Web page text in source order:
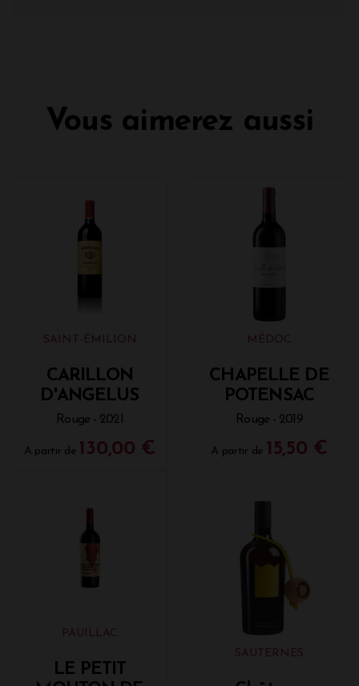
Vous aimerez aussi
SAINT-ÉMILION
CARILLON
D'ANGELUS
Rouge - 2021
A partir de 130,00 €
MÉDOC
CHAPELLE DE
POTENSAC
Rouge - 2019
A partir de 15,50 €
PAUILLAC
LE PETIT
SAUTERNES